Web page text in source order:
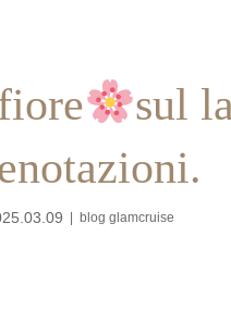
sul
blog glamcruise